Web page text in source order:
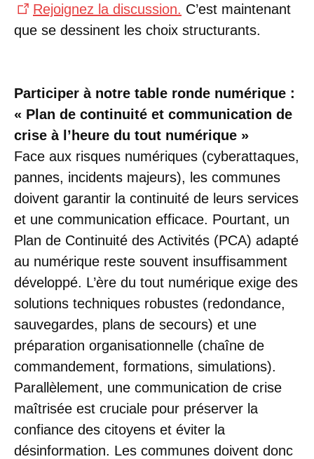
Rejoignez la discussion. C’est maintenant
que se dessinent les choix structurants.
Participer à notre table ronde numérique :
« Plan de continuité et communication de
crise à l’heure du tout numérique »
Face aux risques numériques (cyberattaques,
pannes, incidents majeurs), les communes
doivent garantir la continuité de leurs services
et une communication efficace. Pourtant, un
Plan de Continuité des Activités (PCA) adapté
au numérique reste souvent insuffisamment
développé. L’ère du tout numérique exige des
solutions techniques robustes (redondance,
sauvegardes, plans de secours) et une
préparation organisationnelle (chaîne de
commandement, formations, simulations).
Parallèlement, une communication de crise
maîtrisée est cruciale pour préserver la
confiance des citoyens et éviter la
désinformation. Les communes doivent donc